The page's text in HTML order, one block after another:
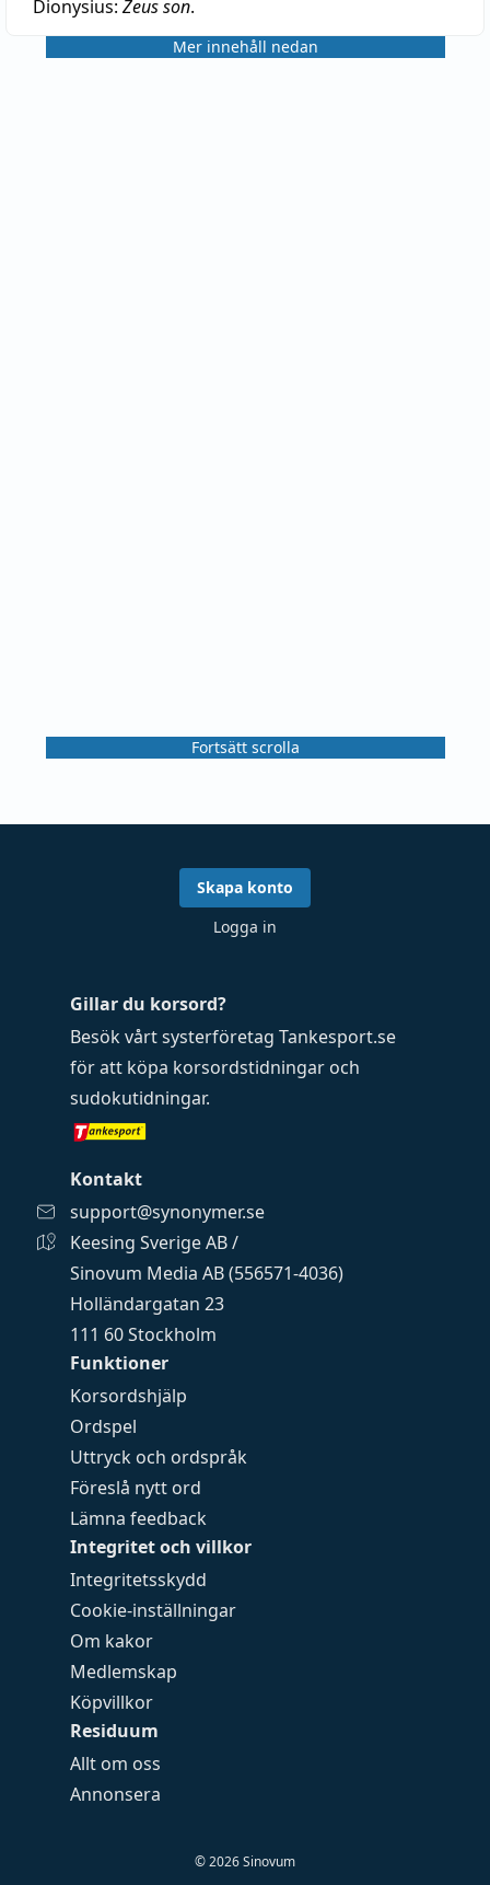
Dionysius: Zeus son.
Mer innehåll nedan
Fortsätt scrolla
Funktioner
Korsordshjälp
Ordspel
Uttryck och ordspråk
Föreslå nytt ord
Lämna feedback
Integritet och villkor
Integritetsskydd
Cookie-inställningar
Om kakor
Medlemskap
Köpvillkor
Residuum
Allt om oss
Annonsera
Gillar du korsord?
Besök vårt systerföretag Tankesport.se
för att köpa korsordstidningar och
sudokutidningar.
Kontakt
support@synonymer.se
Keesing Sverige AB /
Sinovum Media AB (556571-4036)
Holländargatan 23
111 60 Stockholm
Skapa konto
Logga in
©2026Sinovum